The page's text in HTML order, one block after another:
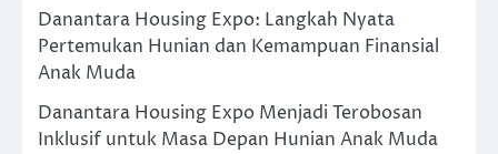
Danantara Housing Expo: Langkah Nyata
Pertemukan Hunian dan Kemampuan Finansial
Anak Muda
Danantara Housing Expo Menjadi Terobosan
Inklusif untuk Masa Depan Hunian Anak Muda